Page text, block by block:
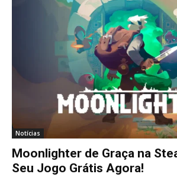
Notícias
Moonlighter de Graça na
Seu Jogo Grátis Agora!